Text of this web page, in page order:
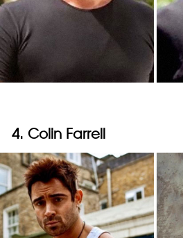
4. Colin Farrell